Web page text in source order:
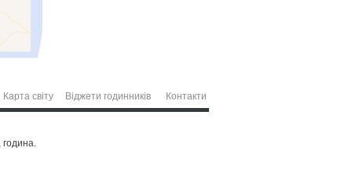
Карта світу Віджети годинників Контакти
година.